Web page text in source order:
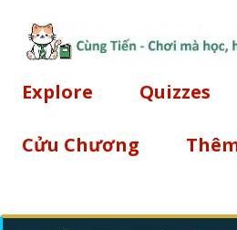
Explore Quizzes
Cửu Chương